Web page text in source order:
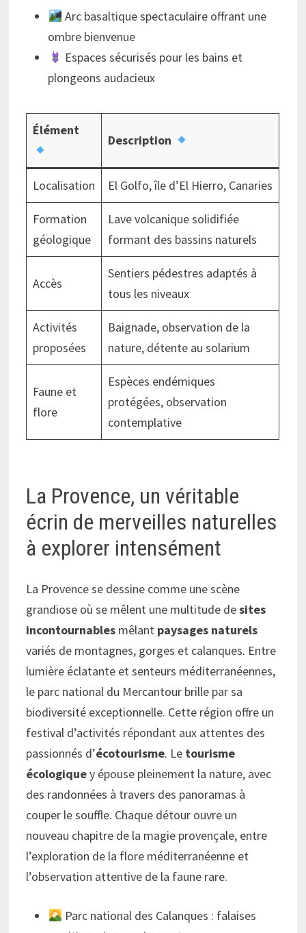
Arc basaltique spectaculaire offrant une
ombre bienvenue
Espaces sécurisés pour les bains et
plongeons audacieux
Élément
Description
Localisation El Golfo, île d’El Hierro, Canaries
Formation
géologique
Lave volcanique solidifiée
formant des bassins naturels
Accès
Sentiers pédestres adaptés à
tous les niveaux
Activités
proposées
Baignade, observation de la
nature, détente au solarium
Faune et
flore
Espèces endémiques
protégées, observation
contemplative
La Provence, un véritable
écrin de merveilles naturelles
à explorer intensément
La Provence se dessine comme une scène
grandiose où se mêlent une multitude desites
incontournables mêlant paysages naturels
variés de montagnes, gorges et calanques. Entre
lumière éclatante et senteurs méditerranéennes,
le parc national du Mercantour brille par sa
biodiversité exceptionnelle. Cette région offre un
festival d’activités répondant aux attentes des
passionnés d’écotourisme. Le tourisme
écologiquey épouse pleinement la nature, avec
des randonnées à travers des panoramas à
couper le souffle. Chaque détour ouvre un
nouveau chapitre de la magie provençale, entre
l’exploration de la flore méditerranéenne et
l’observation attentive de la faune rare.
Parc national des Calanques : falaises